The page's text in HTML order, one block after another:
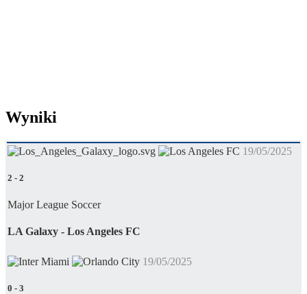
Wyniki
19/05/2025
2 - 2
Major League Soccer
LA Galaxy - Los Angeles FC
19/05/2025
0 - 3